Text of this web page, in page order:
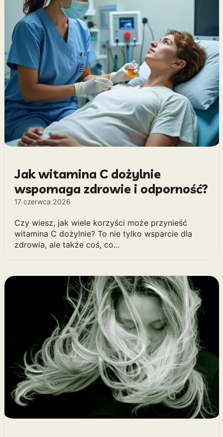
Jak witamina C dożylnie
wspomaga zdrowie i odporność?
17 czerwca 2026
Czy wiesz, jak wiele korzyści może przynieść
witamina C dożylnie? To nie tylko wsparcie dla
zdrowia, ale także coś, co...